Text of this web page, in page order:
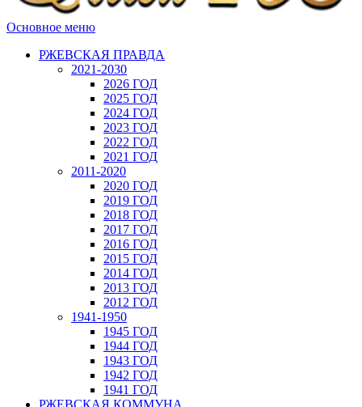
Основное меню
РЖЕВСКАЯ ПРАВДА
2021-2030
2026 ГОД
2025 ГОД
2024 ГОД
2023 ГОД
2022 ГОД
2021 ГОД
2011-2020
2020 ГОД
2019 ГОД
2018 ГОД
2017 ГОД
2016 ГОД
2015 ГОД
2014 ГОД
2013 ГОД
2012 ГОД
1941-1950
1945 ГОД
1944 ГОД
1943 ГОД
1942 ГОД
1941 ГОД
РЖЕВСКАЯ КОММУНА